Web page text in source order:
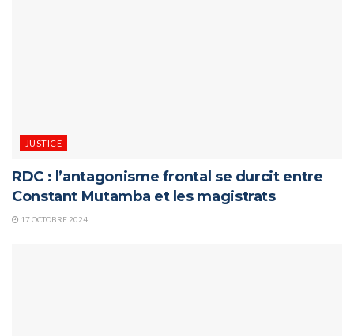
JUSTICE
RDC : l’antagonisme frontal se durcit entre
Constant Mutamba et les magistrats
17 OCTOBRE 2024